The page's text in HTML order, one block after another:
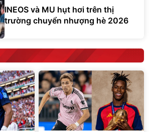
INEOS và MU hụt hơi trên thị
trường chuyển nhượng hè 2026